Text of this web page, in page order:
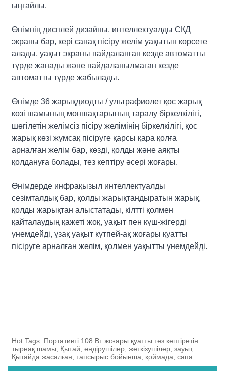
ыңғайлы.
Өнімнің дисплей дизайны, интеллектуалды СКД
экраны бар, кері санақ пісіру желім уақытын көрсете
алады, уақыт экраны пайдаланған кезде автоматты
түрде жанады және пайдаланылмаған кезде
автоматты түрде жабылады.
Өнімде 36 жарықдиодты / ультрафиолет қос жарық
көзі шамының моншақтарының таралу біркелкілігі,
шөгілетін желімсіз пісіру желімінің біркелкілігі, қос
жарық көзі жұмсақ пісіруге қарсы қара қолға
арналған желім бар, көзді, қолды және аяқты
қолдануға болады, тез кептіру әсері жоғары.
Өнімдерде инфрақызыл интеллектуалды
сезімталдық бар, қолды жарықтандыратын жарық,
қолды жарықтан алыстатады, кілтті қолмен
қайталаудың қажеті жоқ, уақыт пен күш-жігерді
үнемдейді, ұзақ уақыт күтпей-ақ жоғары қуатты
пісіруге арналған желім, қолмен уақытты үнемдейді.
Hot Tags: Портативті 108 Вт жоғары қуатты тез кептіретін
тырнақ шамы, Қытай, өндірушілер, жеткізушілер, зауыт,
Қытайда жасалған, тапсырыс бойынша, қоймада, сапа